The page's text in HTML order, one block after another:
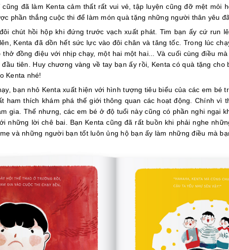
cũng đã làm Kenta cảm thất rất vui vẻ, tập luyện cũng đỡ mệt mỏi
phần thắng cuộc thi để làm món quà tặng những người thân yêu
chút hồi hộp khi đứng trước vạch xuất phát. Tim bạn ấy cứ run
Kenta đã dồn hết sức lực vào đôi chân và tăng tốc. Trong lúc
thở đồng điệu với nhịp chạy, một hai một hai... Và cuối cùng điều
tiên. Huy chương vàng về tay bạn ấy rồi, Kenta có quà tặng cho
Kenta nhé!
bạn nhỏ Kenta xuất hiện với hình tượng tiêu biểu của các em bé
ham thích khám phá thế giới thông quan các hoạt động. Chính vì
gia. Thế nhưng, các em bé ở độ tuổi này cũng có phần nghi ngại
những lời chê bai. Bạn Kenta cũng đã rất buồn khi phải nghe
và những người bạn tốt luôn ủng hộ bạn ấy làm những điều mà